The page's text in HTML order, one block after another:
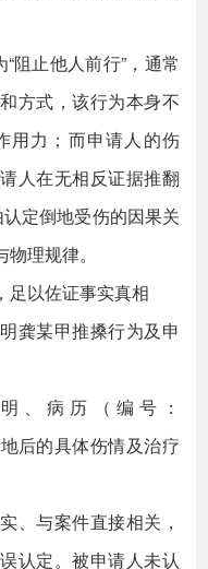
止他人前行”，通常
方式，该行为本身不
用力；而申请人的伤
人在无相反证据推翻
定倒地受伤的因果关
理规律。
以佐证事实真相
某甲推搡行为及申
病历（编号：
后的具体伤情及治疗
与案件直接相关，
认定。被申请人未认